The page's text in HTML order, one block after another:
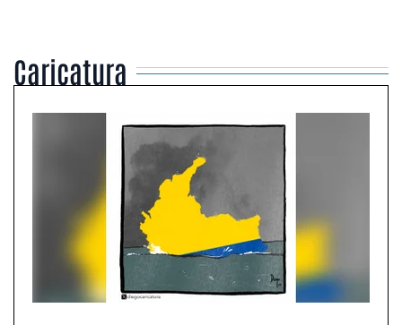
Caricatura